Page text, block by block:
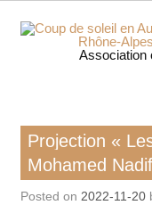
Skip
content
Association
Action de notre asso
Film
Projection «
Mohamed
Posted on 2022-11-20